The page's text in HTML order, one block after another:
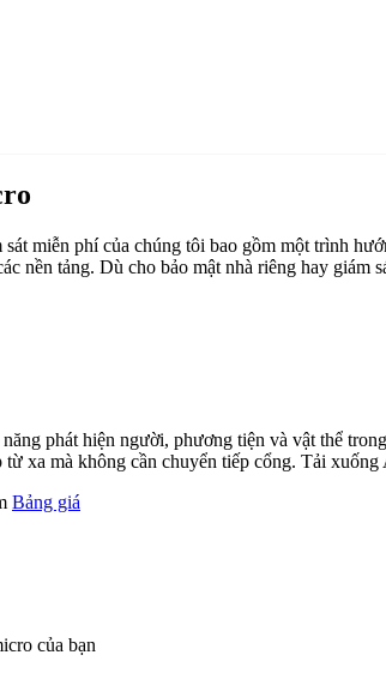
miễn phí của chúng tôi bao gồm một trình
nền tảng. Dù cho bảo mật nhà riêng hay
phát hiện người, phương tiện và vật thể
xa mà không cần chuyển tiếp cổng. Tải
Bảng giá
của bạn